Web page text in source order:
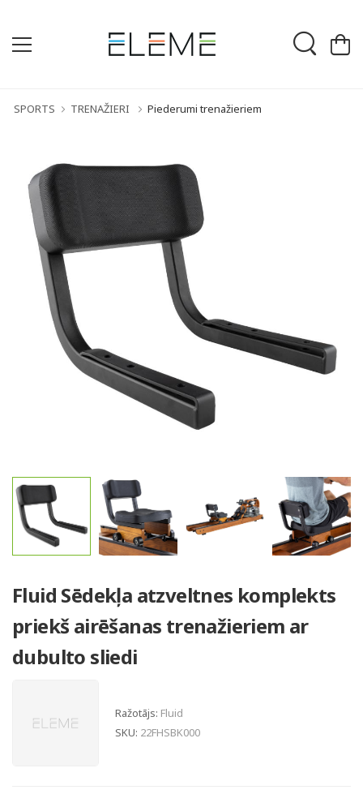
SPORTS TRENAŽIERI Piederumi trenažieriem
Fluid Sēdekļa atzveltnes komplekts
priekš airēšanas trenažieriem ar
dubulto sliedi
Ražotājs: Fluid
SKU: 22FHSBK000